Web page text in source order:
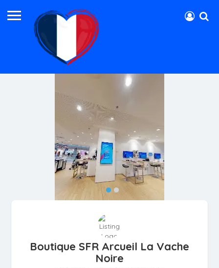
Boutique SFR Arcueil La Vache
Noire